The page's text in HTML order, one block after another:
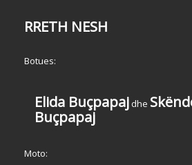
RRETH NESH
Botues:
Elida Buçpapaj dhe
Buçpapaj
Moto: